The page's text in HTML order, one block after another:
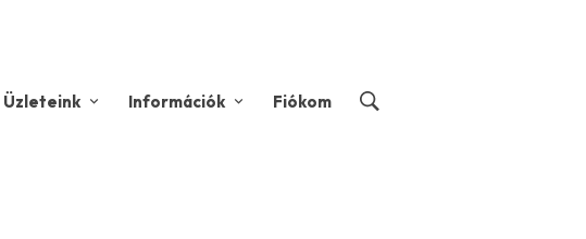
Üzleteink Információk Fiókom